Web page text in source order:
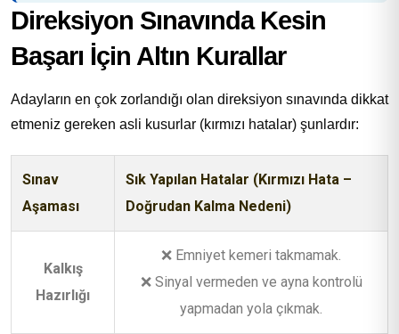
Direksiyon Sınavında Kesin
Başarı İçin Altın Kurallar
Adayların en çok zorlandığı olan direksiyon sınavında dikkat
etmeniz gereken asli kusurlar (kırmızı hatalar) şunlardır:
Sınav
Aşaması
Sık Yapılan Hatalar (Kırmızı Hata –
Doğrudan Kalma Nedeni)
Kalkış
Hazırlığı
❌ Emniyet kemeri takmamak.
❌ Sinyal vermeden ve ayna kontrolü
yapmadan yola çıkmak.